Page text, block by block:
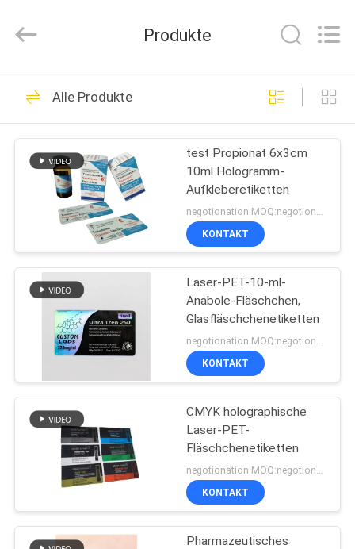
HAUS
PRODUKTE
ÜBER
FABRIK-
AUSFLUG
QUALITÄTSKONTROLLE
TRETEN
SIE
VERBINDUNG
Reserved.
Glasphiolen-
Aufkleber
301
Etiketten der
Durchstechflaschen
252
Aufkleber der
Phiolen-10mL
Produkte
Alle Produkte
test Propionat 6x3cm
10ml Hologramm-
Aufkleberetiketten
negotionation MOQ:negotionation
KONTAKT
Laser-PET-10-ml-
Anabole-Fläschchen,
Glasfläschchenetiketten
KONTAKT
CMYK holographische
Laser-PET-
Fläschchenetiketten
KONTAKT
Pharmazeutisches